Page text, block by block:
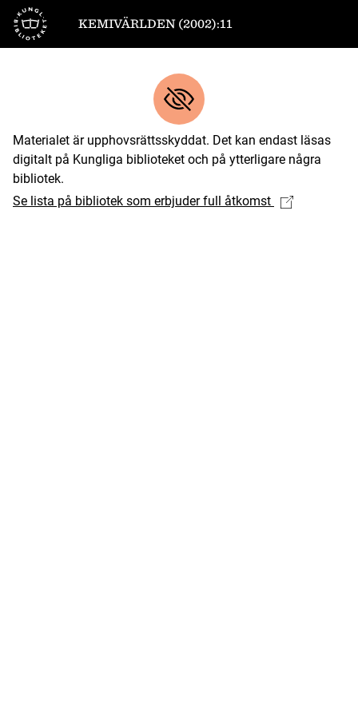
Till startsidan
KEMIVÄRLDEN (2002):11
Materialet är upphovsrättsskyddat. Det kan endast läsas
digitalt på Kungliga biblioteket och på ytterligare några
bibliotek.
Se lista på bibliotek som erbjuder full åtkomst